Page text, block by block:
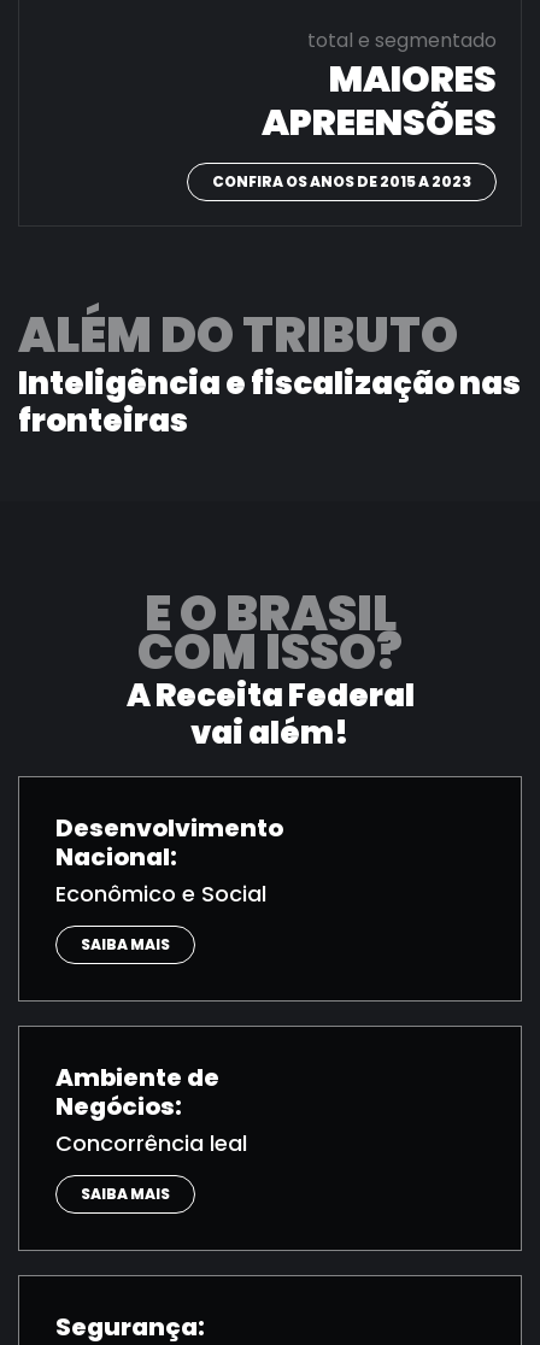
total e segmentado
MAIORES
APREENSÕES
CONFIRA OS ANOS DE 2015 A 2023
ALÉM DO TRIBUTO
Inteligência e fiscalização nas
fronteiras
E O BRASIL
COM ISSO?
A Receita Federal
vai além!
Desenvolvimento
Nacional:
Econômico e Social
SAIBA MAIS
Ambiente de
Negócios:
Concorrência leal
SAIBA MAIS
Segurança: